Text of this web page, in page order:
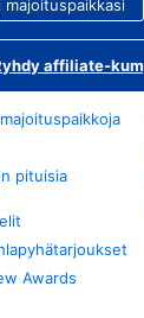
majoituspaikkasi
affiliate-
pituisia
Awards